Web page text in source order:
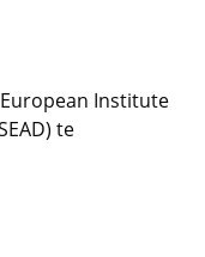
Institute
te